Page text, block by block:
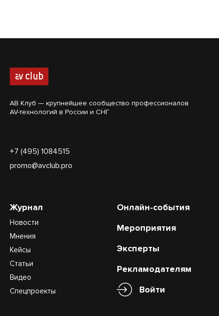
АВ Клуб — крупнейшее сообщество профессионалов
AV-технологий в России и СНГ
+7 (495) 1084515
promo@avclub.pro
Журнал
Новости
Мнения
Кейсы
Статьи
Видео
Спецпроекты
Онлайн-события
Мероприятия
Эксперты
Рекламодателям
Войти